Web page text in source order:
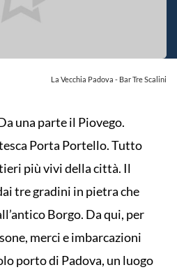
La Vecchia Padova - Bar Tre Scalini
una parte il Piovego.
Porta Portello. Tutto
più vivi della città. Il
tre gradini in pietra che
Borgo. Da qui, per
merci e imbarcazioni
porto di Padova, un luogo